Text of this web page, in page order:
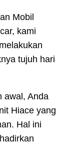
Mobil
kami
tujuh hari
awal, Anda
Hiace yang
Hal ini